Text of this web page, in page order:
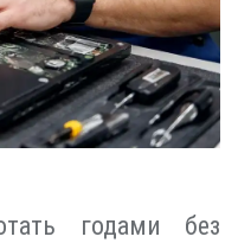
годами без